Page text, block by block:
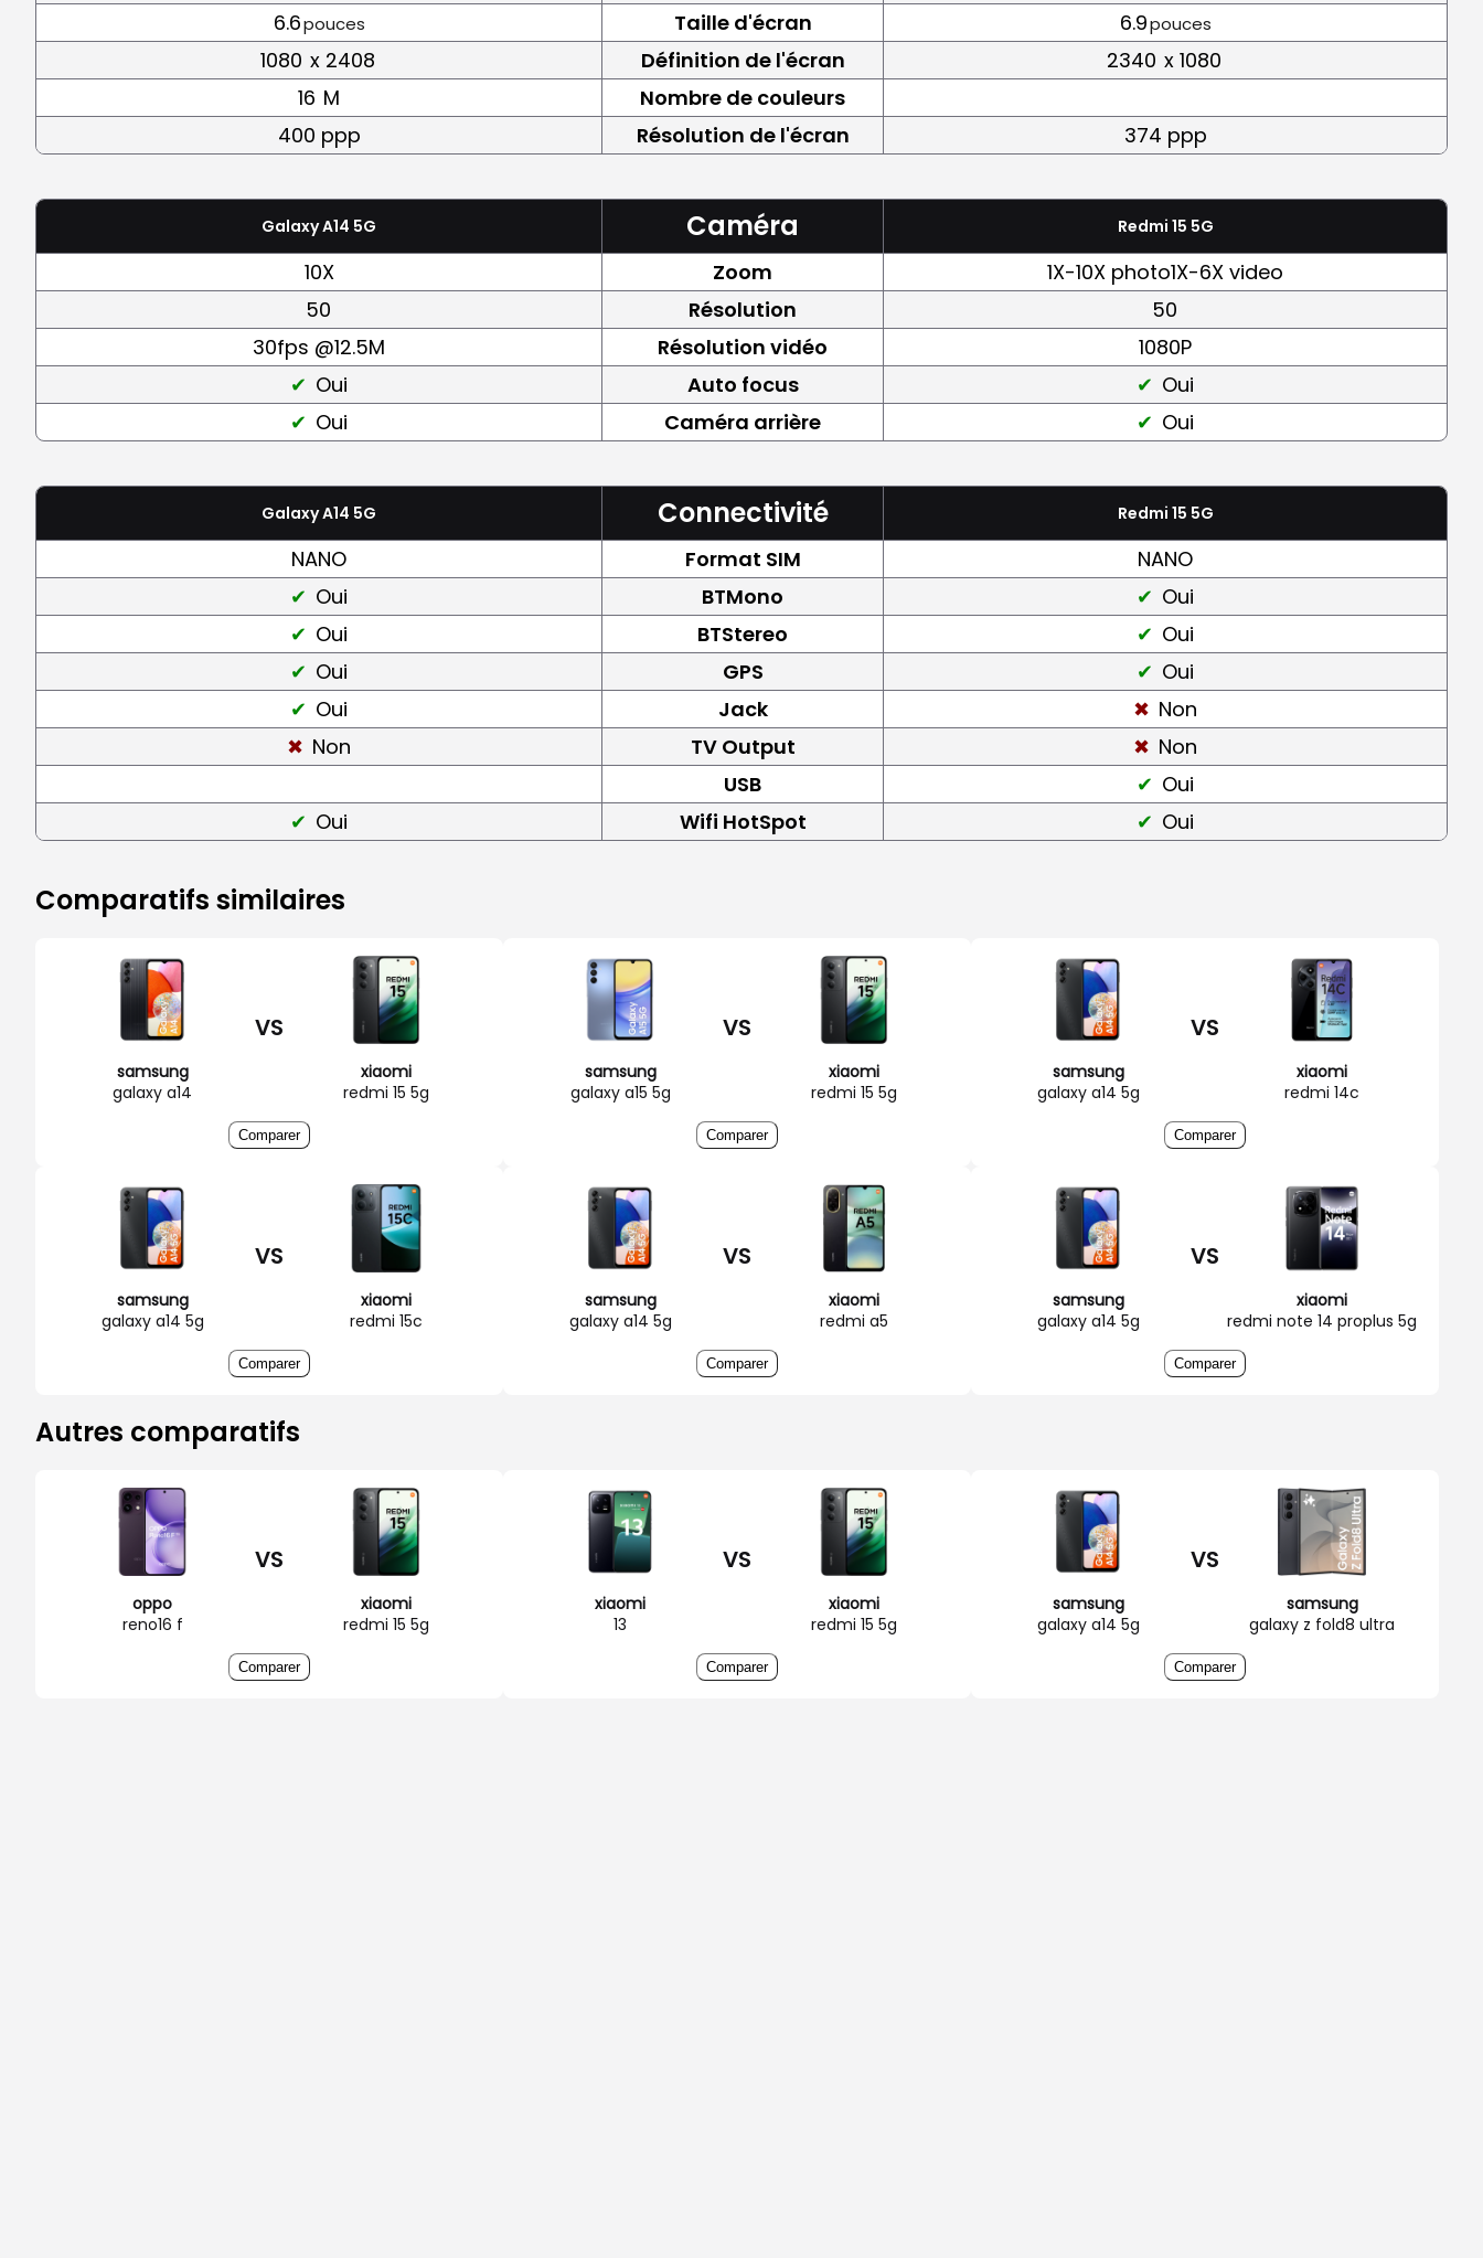
6.6pouces Taille d'écran 6.9pouces
1080 x 2408 Définition de l'écran 2340 x 1080
16 M
Nombre de couleurs
400 ppp
Résolution de l'écran 374 ppp
Galaxy A14 5G Caméra Redmi 15 5G
10X Zoom
1X-10X photo1X-6X video
50
Résolution
50
30fps @12.5M
Résolution vidéo
1080P
Oui
Auto focus
Oui
Oui
Caméra arrière Oui
Galaxy A14 5G Connectivité Redmi 15 5G
NANO Format SIM
NANO
Oui
BTMono
Oui
Oui
BTStereo
Oui
Oui
GPS
Oui
Oui
Jack
Non
Non
TV Output
Non
USB
Oui
Oui
Wifi HotSpot Oui
Comparatifs similaires
samsung
galaxy a14
VS
xiaomi
redmi 15 5g
Comparer
samsung
galaxy a15 5g
VS
xiaomi
redmi 15 5g
Comparer
samsung
galaxy a14 5g
VS
xiaomi
redmi 14c
Comparer
samsung
galaxy a14 5g
VS
xiaomi
redmi 15c
Comparer
samsung
galaxy a14 5g
VS
xiaomi
redmi a5
Comparer
samsung
galaxy a14 5g
VS
xiaomi
redmi note 14 proplus 5g
Comparer
Autres comparatifs
oppo
reno16 f
VS
xiaomi
redmi 15 5g
Comparer
xiaomi
13
VS
xiaomi
redmi 15 5g
Comparer
samsung
galaxy a14 5g
VS
samsung
galaxy z fold8 ultra
Comparer